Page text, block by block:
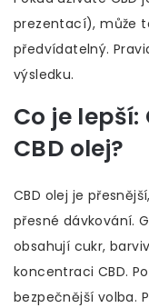
prezentací), může
předvídatelný.
výsledku.
Co je
CBD olej?
CBD olej je
přesné dávkování.
obsahují cukr,
koncentraci CBD.
bezpečnější volba.